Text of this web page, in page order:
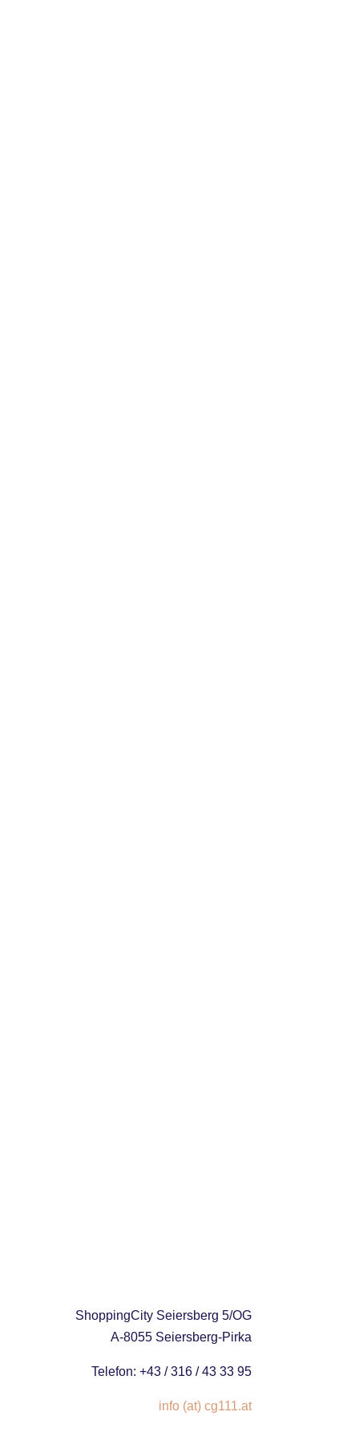
ShoppingCity Seiersberg 5/OG
A-8055 Seiersberg-Pirka
Telefon: +43 / 316 / 43 33 95
info (at) cg111.at